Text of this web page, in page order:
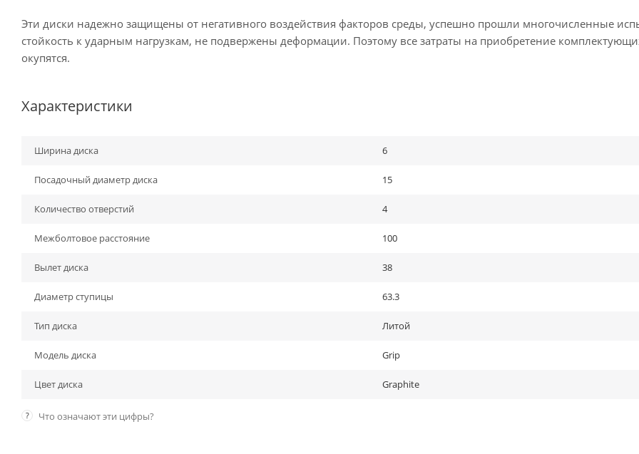
Эти диски надежно защищены от негативного воздействия факторов среды, успешно прошли многочисленные
стойкость к ударным нагрузкам, не подвержены деформации. Поэтому все затраты на приобретение
окупятся.
Характеристики
Ширина диска 6
Посадочный диаметр диска 15
Количество отверстий 4
Межболтовое расстояние 100
Вылет диска 38
Диаметр ступицы 63.3
Тип диска Литой
Модель диска Grip
Цвет диска Graphite
? Что означают эти цифры?